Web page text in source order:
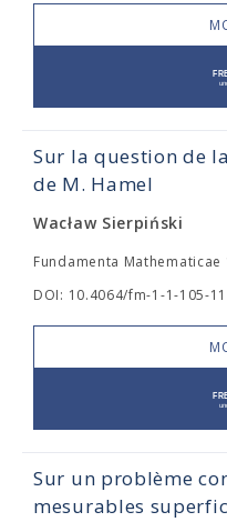
Sur la question de
de M. Hamel
Wacław Sierpiński
Fundamenta Mathematicae
DOI: 10.4064/fm-1-1-105-
Sur un problème
mesurables